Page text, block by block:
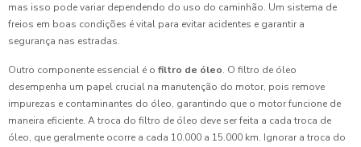
mas isso pode variar dependendo do uso do caminhão. Um sistema de
freios em boas condições é vital para evitar acidentes e garantir a
segurança nas estradas.
Outro componente essencial é o filtro de óleo. O filtro de óleo
desempenha um papel crucial na manutenção do motor, pois remove
impurezas e contaminantes do óleo, garantindo que o motor funcione de
maneira eficiente. A troca do filtro de óleo deve ser feita a cada troca de
óleo, que geralmente ocorre a cada 10.000 a 15.000 km. Ignorar a troca do